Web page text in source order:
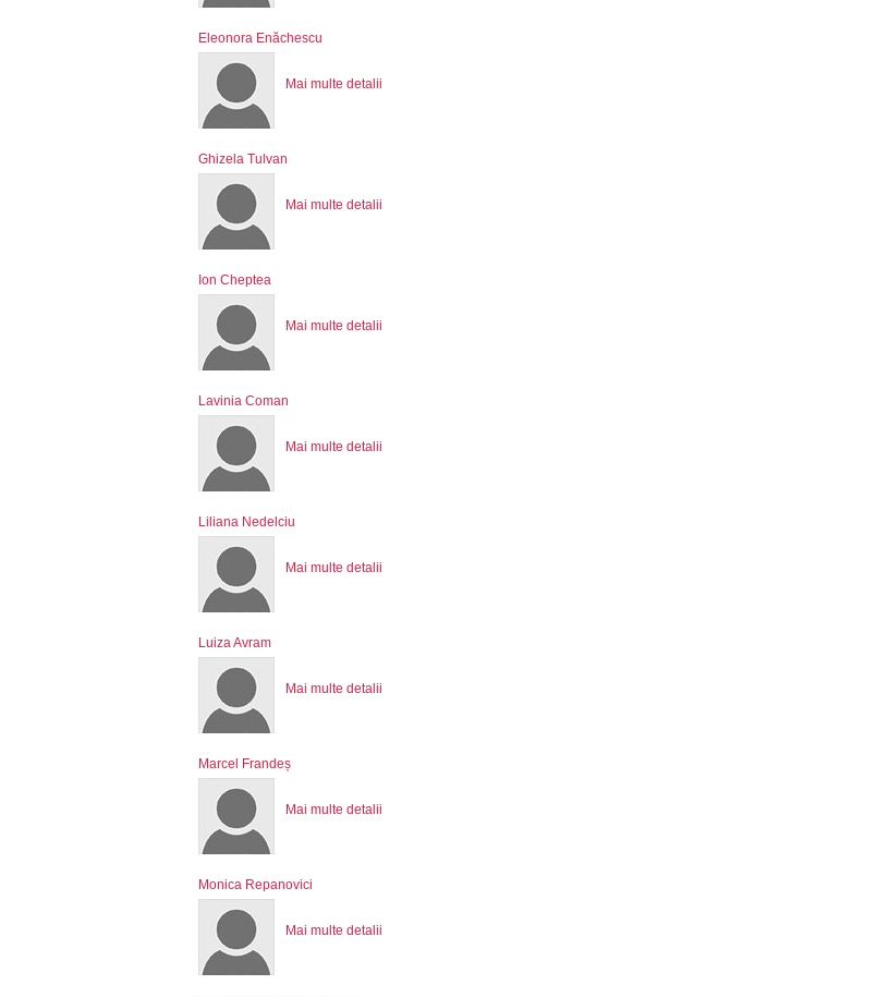
Eleonora Enăchescu
Mai multe detalii
Ghizela Tulvan
Mai multe detalii
Ion Cheptea
Mai multe detalii
Lavinia Coman
Mai multe detalii
Liliana Nedelciu
Mai multe detalii
Luiza Avram
Mai multe detalii
Marcel Frandeș
Mai multe detalii
Monica Repanovici
Mai multe detalii